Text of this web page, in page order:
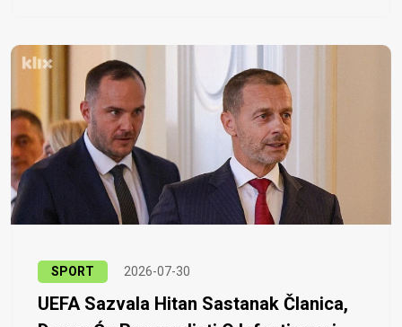
SPORT 2026-07-30
UEFA Sazvala Hitan Sastanak Članica,